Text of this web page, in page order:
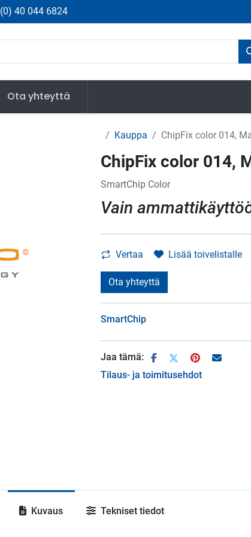
(0) 40 044 6824
Ota yhteyttä
Kauppa ChipFix color 014,
ChipFix color 014,
SmartChip Color
Vain
Vertaa Lisää toivelistalle
Ota yhteyttä
SmartChip
Jaa tämä:
Tilaus- ja toimitusehdot
Kuvaus Tekniset tiedot